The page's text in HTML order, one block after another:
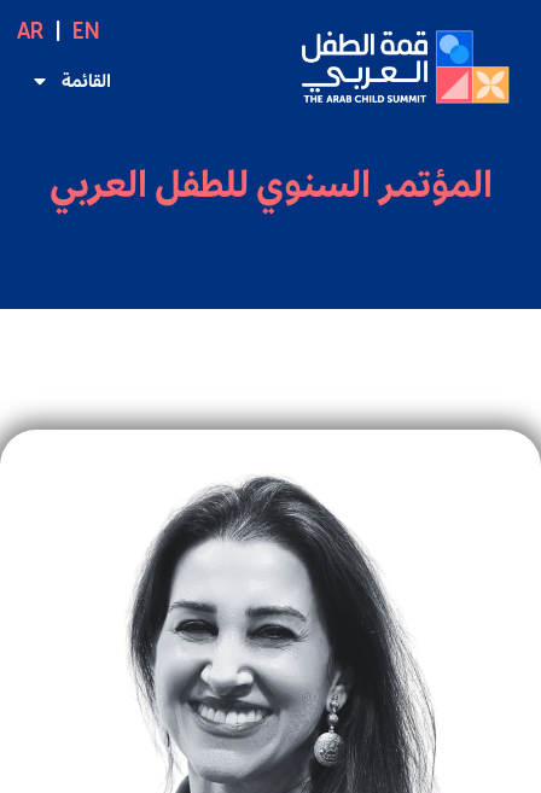
القائمة
EN
AR
المؤتمر السنوي للطفل العربي